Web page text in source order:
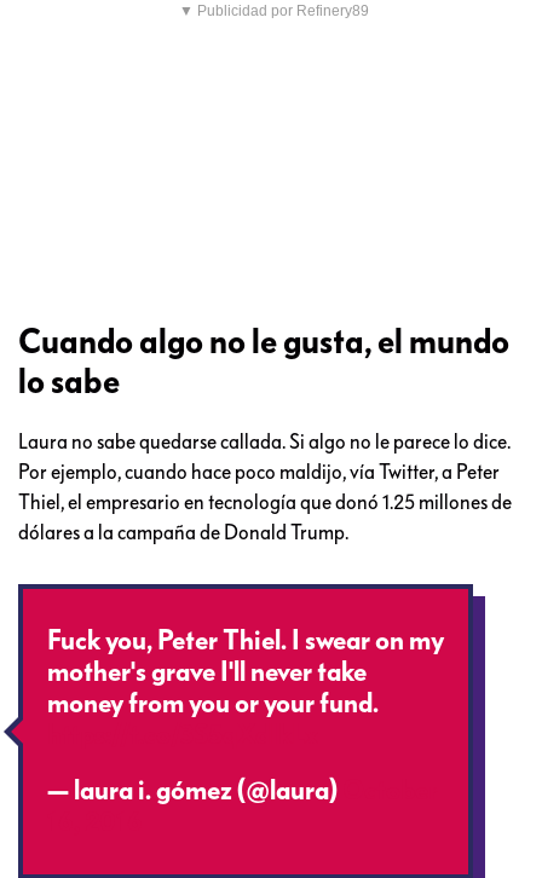
▼ Publicidad por Refinery89
Cuando algo no le gusta, el mundo
lo sabe
Laura no sabe quedarse callada. Si algo no le parece lo dice.
Por ejemplo, cuando hace poco maldijo, vía Twitter, a Peter
Thiel, el empresario en tecnología que donó 1.25 millones de
dólares a la campaña de Donald Trump.
Fuck you, Peter Thiel. I swear on my
mother's grave I'll never take
money from you or your fund.
— laura i. gómez (@laura)